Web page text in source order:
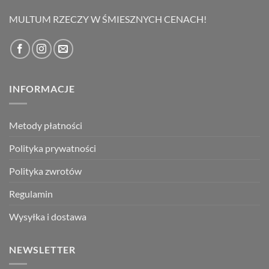
MULTUM RZECZY W ŚMIESZNYCH CENACH!
INFORMACJE
Metody płatności
Polityka prywatności
Polityka zwrotów
Regulamin
Wysyłka i dostawa
NEWSLETTER